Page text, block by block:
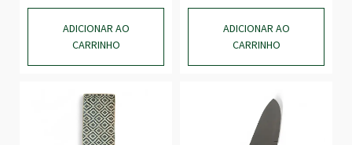
ADICIONAR AO
CARRINHO
ADICIONAR AO
CARRINHO